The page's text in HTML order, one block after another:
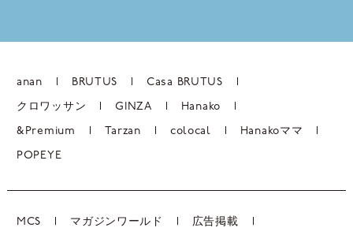
anan BRUTUS Casa BRUTUS
クロワッサン GINZA Hanako
&Premium Tarzan colocal Hanakoママ
POPEYE
MCS マガジンワールド 広告掲載